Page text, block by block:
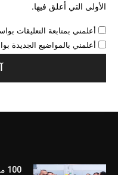
الأولى التي أعلق فيها.
أعلمني بمتابعة التعليقات
أعلمني بالمواضيع الجديدة